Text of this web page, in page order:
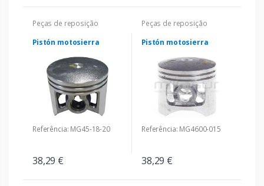
Peças de reposição
Pistón motosierra
Referência: MG45-18-20
38,29 €
Peças de reposição
Pistón motosierra
Referência: MG4600-015
38,29 €